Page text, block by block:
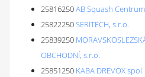
25816250AB Squash
25822250SERITECH, s.r.o.
25839250
OBCHODNÍ, s.r.o.
25851250 KABA DREVOX